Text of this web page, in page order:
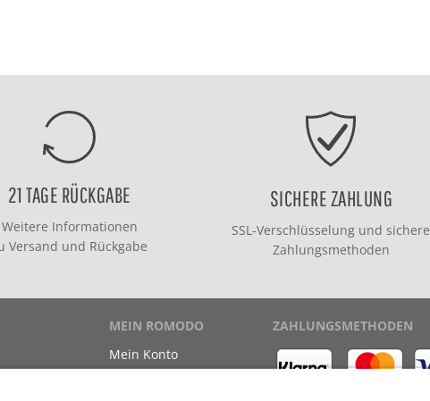
21 TAGE RÜCKGABE
Weitere Informationen
Versand und Rückgabe
SICHERE ZAHLUNG
SSL-Verschlüsselung und sichere
Zahlungsmethoden
MEIN ROMODO
Mein Konto
ZAHLUNGSMETHODEN